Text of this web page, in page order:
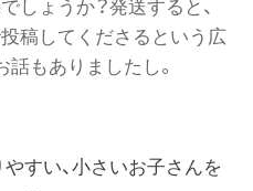
しょうか？発送すると、
稿してくださるという広
話もありましたし。
すい、小さいお子さんを